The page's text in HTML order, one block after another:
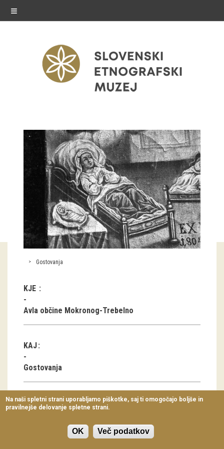
≡
razstave
Stalne razstave
Občasne razstave
Gostovanja
E-razstave
Virtualni sprehodi
Razstavni projekti
Arhiv razstav
dogodki
Koledar dogodkov
Prireditve
Predavanja
Delavnice
Vodeni ogledi
Gostovanja
KJE
Avla občine Mokronog-Trebelno
KAJ
Gostovanja
OD
15. marec 2016
Na naši spletni strani uporabljamo piškotke, saj ti omogočajo boljše in
pravilnejše delovanje spletne strani.
OK Več podatkov